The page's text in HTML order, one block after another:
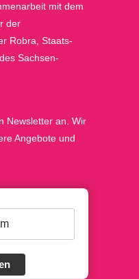
mit dem
der
Robra, Staats-
Sachsen-
Newsletter an. Wir
Angebote und